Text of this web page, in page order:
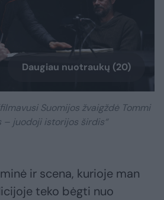
Daugiau nuotraukų (20)
Suomijos žvaigždė Tommi
– juodoji istorijos širdis“
ir scena, kurioje man
teko bėgti nuo